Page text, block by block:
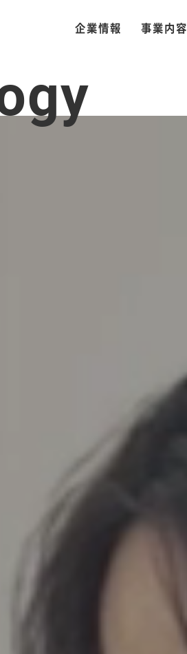
企業情報 事業内容